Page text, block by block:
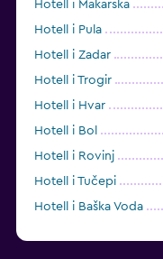
Hotell i Makarska
Hotell i Pula
Hotell i Zadar
Hotell i Trogir
Hotell i Hvar
Hotell i Bol
Hotell i Rovinj
Hotell i Tučepi
Hotell i Baška Voda